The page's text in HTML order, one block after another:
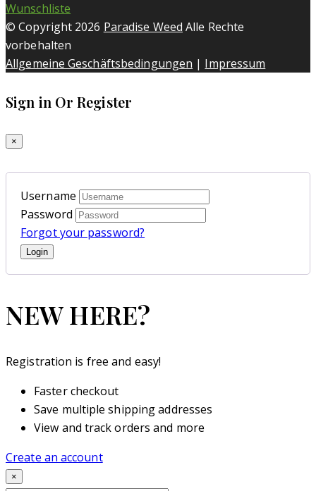
Wunschliste
© Copyright 2026 Paradise Weed Alle Rechte
vorbehalten
Allgemeine Geschäftsbedingungen | Impressum
Sign in Or Register
×
Username
Password
Forgot your password?
NEW HERE?
Registration is free and easy!
Faster checkout
Save multiple shipping addresses
View and track orders and more
Create an account
×